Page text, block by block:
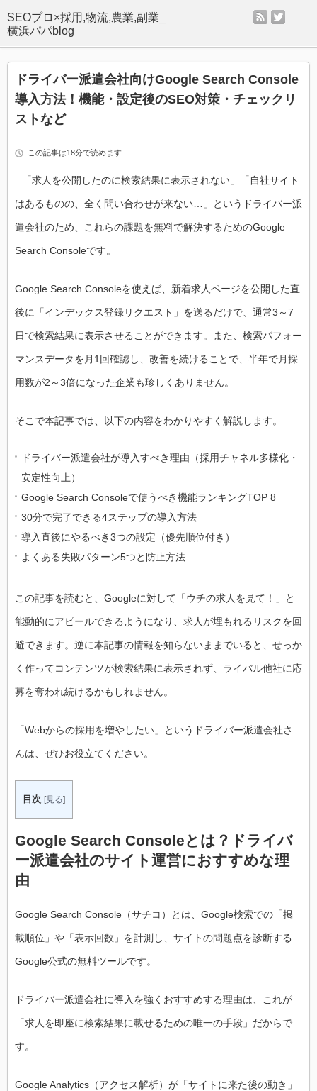
SEOプロ×採用,物流,農業,副業_
横浜パパblog
rss
ドライバー派遣会社向けGoogle Search Console
導入方法！機能・設定後のSEO対策・チェックリ
ストなど
この記事は18分で読めます
「求人を公開したのに検索結果に表示されない」「自社サイト
はあるものの、全く問い合わせが来ない…」というドライバー派
遣会社のため、これらの課題を無料で解決するためのGoogle
Search Consoleです。
Google Search Consoleを使えば、新着求人ページを公開した直
後に「インデックス登録リクエスト」を送るだけで、通常3～7
日で検索結果に表示させることができます。また、検索パフォー
マンスデータを月1回確認し、改善を続けることで、半年で月採
用数が2～3倍になった企業も珍しくありません。
そこで本記事では、以下の内容をわかりやすく解説します。
ドライバー派遣会社が導入すべき理由（採用チャネル多様化・
安定性向上）
Google Search Consoleで使うべき機能ランキングTOP 8
30分で完了できる4ステップの導入方法
導入直後にやるべき3つの設定（優先順位付き）
よくある失敗パターン5つと防止方法
この記事を読むと、Googleに対して「ウチの求人を見て！」と
能動的にアピールできるようになり、求人が埋もれるリスクを回
避できます。逆に本記事の情報を知らないままでいると、せっか
く作ってコンテンツが検索結果に表示されず、ライバル他社に応
募を奪われ続けるかもしれません。
「Webからの採用を増やしたい」というドライバー派遣会社さ
んは、ぜひお役立てください。
目次 [見る]
Google Search Consoleとは？ドライバ
ー派遣会社のサイト運営におすすめな理
由
Google Search Console（サチコ）とは、Google検索での「掲
載順位」や「表示回数」を計測し、サイトの問題点を診断する
Google公式の無料ツールです。
ドライバー派遣会社に導入を強くおすすめする理由は、これが
「求人を即座に検索結果に載せるための唯一の手段」だからで
す。
Google Analytics（アクセス解析）が「サイトに来た後の動き」